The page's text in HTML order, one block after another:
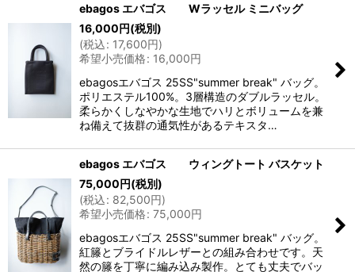
ebagos エバゴス Wラッセル ミニバッグ
16,000円(税別)
(税込: 17,600円)
希望小売価格: 16,000円
ebagosエバゴス 25SS"summer break" バッグ。
ポリエステル100%。3層構造のダブルラッセル。
柔らかくしなやかな生地でハリとボリュームを兼
ね備えて抜群の通気性があるテキスタ…
ebagos エバゴス ウィングトート バスケット
75,000円(税別)
(税込: 82,500円)
希望小売価格: 75,000円
ebagosエバゴス 25SS"summer break" バッグ。
紅籐とブライドルレザーとの組み合わせです。天
然の籐を丁寧に編み込み製作。とても丈夫でバッ